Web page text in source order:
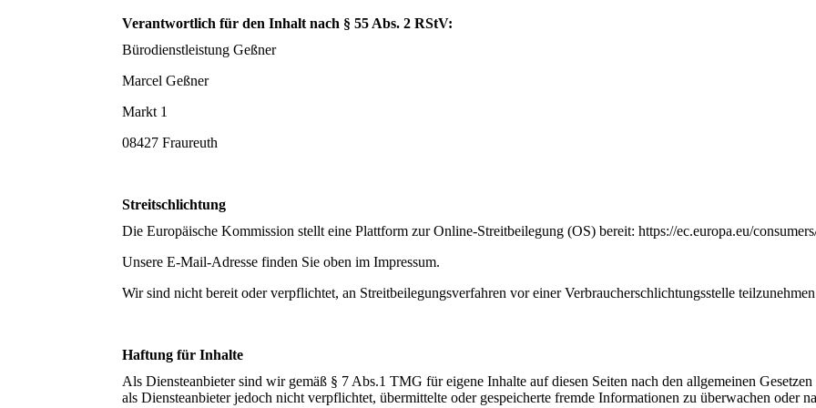
Verantwortlich für den Inhalt nach § 55 Abs. 2 RStV:
Bürodienstleistung Geßner
Marcel Geßner
Markt 1
08427 Fraureuth
Streitschlichtung
Die Europäische Kommission stellt eine Plattform zur Online-Streitbeilegung (OS) bereit: https://ec.europa.eu/
Unsere E-Mail-Adresse finden Sie oben im Impressum.
Wir sind nicht bereit oder verpflichtet, an Streitbeilegungsverfahren vor einer Verbraucherschlichtungsstelle
Haftung für Inhalte
Als Diensteanbieter sind wir gemäß § 7 Abs.1 TMG für eigene Inhalte auf diesen Seiten nach den allgemeinen
als Diensteanbieter jedoch nicht verpflichtet, übermittelte oder gespeicherte fremde Informationen zu überwachen oder